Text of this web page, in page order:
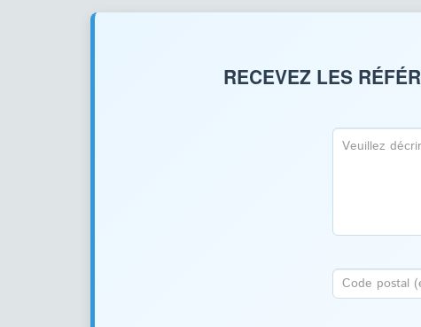
RECEVEZ LES